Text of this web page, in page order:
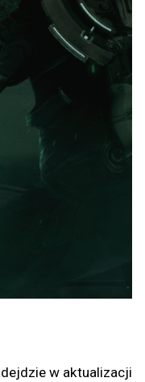
w aktualizacji